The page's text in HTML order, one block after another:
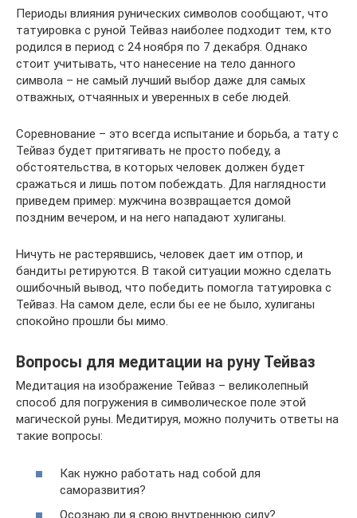
Периоды влияния рунических символов сообщают, что
татуировка с руной Тейваз наиболее подходит тем, кто
родился в период с 24 ноября по 7 декабря. Однако
стоит учитывать, что нанесение на тело данного
символа – не самый лучший выбор даже для самых
отважных, отчаянных и уверенных в себе людей.
Соревнование – это всегда испытание и борьба, а тату с
Тейваз будет притягивать не просто победу, а
обстоятельства, в которых человек должен будет
сражаться и лишь потом побеждать. Для наглядности
приведем пример: мужчина возвращается домой
поздним вечером, и на него нападают хулиганы.
Ничуть не растерявшись, человек дает им отпор, и
бандиты ретируются. В такой ситуации можно сделать
ошибочный вывод, что победить помогла татуировка с
Тейваз. На самом деле, если бы ее не было, хулиганы
спокойно прошли бы мимо.
Вопросы для медитации на руну Тейваз
Медитация на изображение Тейваз – великолепный
способ для погружения в символическое поле этой
магической руны. Медитируя, можно получить ответы на
такие вопросы:
Как нужно работать над собой для
саморазвития?
Осознаю ли я свою внутреннюю силу?